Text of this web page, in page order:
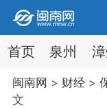
首页 泉州
闽南网 > 财经>
文